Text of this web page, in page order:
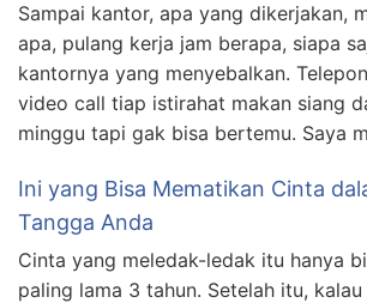
Sampai kantor, apa yang dikerjakan,
apa, pulang kerja jam berapa, siapa
kantornya yang menyebalkan.
video call tiap istirahat makan siang
minggu tapi gak bisa bertemu. Saya
Ini yang Bisa Mematikan Cinta
Tangga Anda
Cinta yang meledak-ledak itu hanya
paling lama 3 tahun. Setelah itu,